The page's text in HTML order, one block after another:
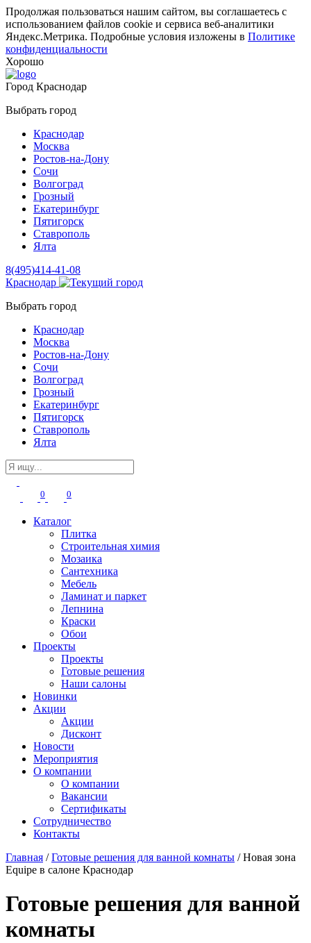
Продолжая пользоваться нашим сайтом, вы соглашаетесь с
использованием файлов cookie и сервиса веб-аналитики
Яндекс.Метрика. Подробные условия изложены в Политике
конфиденциальности
Хорошо
Город Краснодар
Выбрать город
Краснодар
Москва
Ростов-на-Дону
Сочи
Волгоград
Грозный
Екатеринбург
Пятигорск
Ставрополь
Ялта
8(495)414-41-08
Краснодар
Выбрать город
Краснодар
Москва
Ростов-на-Дону
Сочи
Волгоград
Грозный
Екатеринбург
Пятигорск
Ставрополь
Ялта
0 0
Каталог
Плитка
Строительная химия
Мозаика
Сантехника
Мебель
Ламинат и паркет
Лепнина
Краски
Обои
Проекты
Проекты
Готовые решения
Наши салоны
Новинки
Акции
Акции
Дисконт
Новости
Мероприятия
О компании
О компании
Вакансии
Сертификаты
Сотрудничество
Контакты
Главная /Готовые решения для ванной комнаты /Новая зона
Equipe в салоне Краснодар
Готовые решения для ванной
комнаты